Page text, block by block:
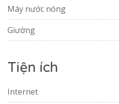
Máy nước nóng
Giường
Tiện ích
Internet